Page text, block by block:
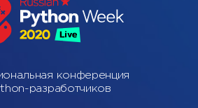
конференция
разработчиков